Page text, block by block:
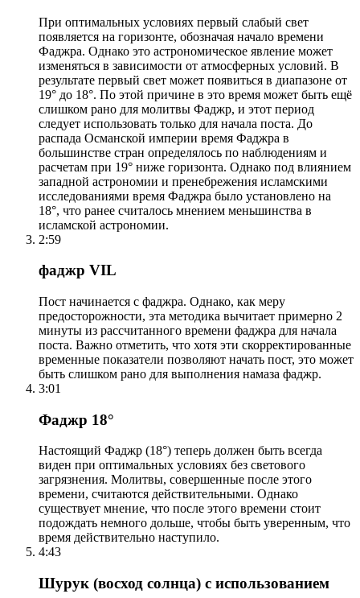
При оптимальных условиях первый слабый свет
появляется на горизонте, обозначая начало времени
Фаджра. Однако это астрономическое явление может
изменяться в зависимости от атмосферных условий. В
результате первый свет может появиться в диапазоне от
19° до 18°. По этой причине в это время может быть ещё
слишком рано для молитвы Фаджр, и этот период
следует использовать только для начала поста. До
распада Османской империи время Фаджра в
большинстве стран определялось по наблюдениям и
расчетам при 19° ниже горизонта. Однако под влиянием
западной астрономии и пренебрежения исламскими
исследованиями время Фаджра было установлено на
18°, что ранее считалось мнением меньшинства в
исламской астрономии.
2:59
фаджр VIL
Пост начинается с фаджра. Однако, как меру
предосторожности, эта методика вычитает примерно 2
минуты из рассчитанного времени фаджра для начала
поста. Важно отметить, что хотя эти скорректированные
временные показатели позволяют начать пост, это может
быть слишком рано для выполнения намаза фаджр.
3:01
Фаджр 18°
Настоящий Фаджр (18°) теперь должен быть всегда
виден при оптимальных условиях без светового
загрязнения. Молитвы, совершенные после этого
времени, считаются действительными. Однако
существует мнение, что после этого времени стоит
подождать немного дольше, чтобы быть уверенным, что
время действительно наступило.
4:43
Шурук (восход солнца) с использованием